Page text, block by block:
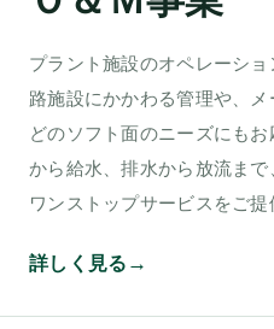
プラント施設のオペレーシ
路施設にかかわる管理や、
どのソフト面のニーズにも
から給水、排水から放流ま
ワンストップサービスをご提
詳しく見る